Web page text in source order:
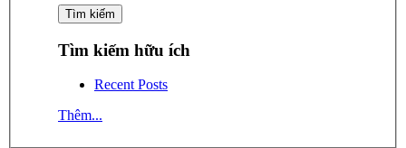
Tìm kiếm hữu ích
Recent Posts
Thêm...